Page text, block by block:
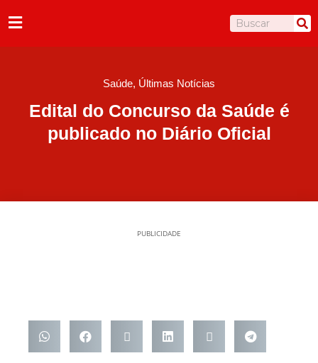
para
Pesquisar
Saúde, Últimas Notícias
Edital do Concurso da Saúde é
publicado no Diário Oficial
PUBLICIDADE